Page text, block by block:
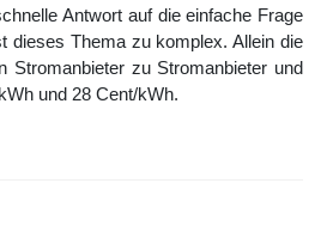
Antwort auf die einfache Frage
dieses Thema zu komplex. Allein die
Stromanbieter zu Stromanbieter und
und 28 Cent/kWh.